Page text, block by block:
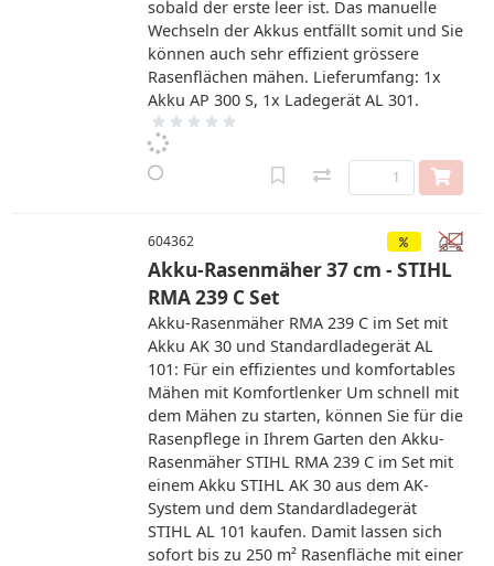
sobald der erste leer ist. Das manuelle
Wechseln der Akkus entfällt somit und Sie
können auch sehr effizient grössere
Rasenflächen mähen. Lieferumfang: 1x
Akku AP 300 S, 1x Ladegerät AL 301.
604362
Akku-Rasenmäher 37 cm - STIHL
RMA 239 C Set
Akku-Rasenmäher RMA 239 C im Set mit
Akku AK 30 und Standardladegerät AL
101: Für ein effizientes und komfortables
Mähen mit Komfortlenker Um schnell mit
dem Mähen zu starten, können Sie für die
Rasenpflege in Ihrem Garten den Akku-
Rasenmäher STIHL RMA 239 C im Set mit
einem Akku STIHL AK 30 aus dem AK-
System und dem Standardladegerät
STIHL AL 101 kaufen. Damit lassen sich
sofort bis zu 250 m² Rasenfläche mit einer